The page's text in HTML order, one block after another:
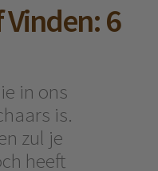
6
in ons
is.
zul je
heeft